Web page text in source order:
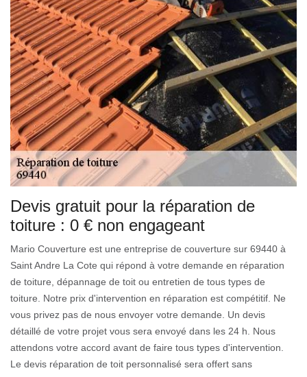
Devis gratuit pour la réparation de
toiture : 0 € non engageant
Mario Couverture est une entreprise de couverture sur 69440 à
Saint Andre La Cote qui répond à votre demande en réparation
de toiture, dépannage de toit ou entretien de tous types de
toiture. Notre prix d'intervention en réparation est compétitif. Ne
vous privez pas de nous envoyer votre demande. Un devis
détaillé de votre projet vous sera envoyé dans les 24 h. Nous
attendons votre accord avant de faire tous types d'intervention.
Le devis réparation de toit personnalisé sera offert sans